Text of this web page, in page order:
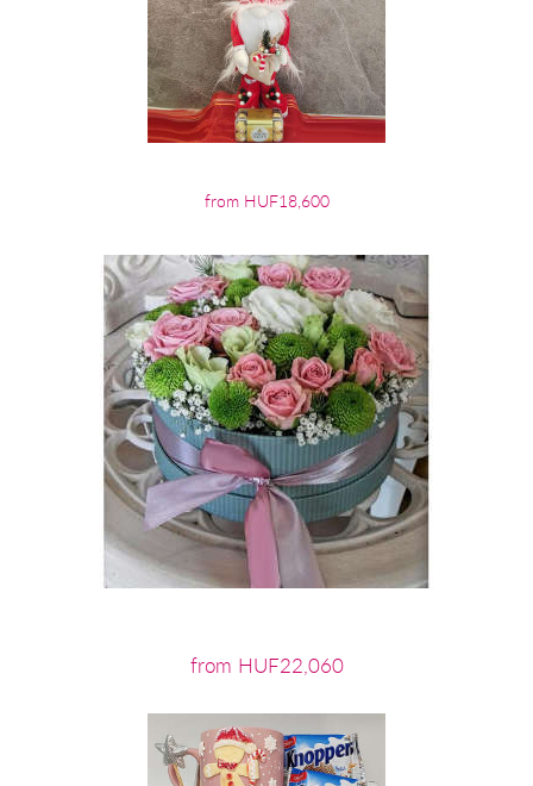
from HUF18,600
from HUF22,060